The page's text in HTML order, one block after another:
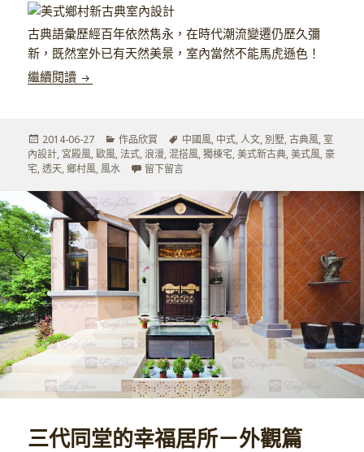
古典語彙歷經百年依然雋永，在時代潮流變遷仍歷久彌
新，既然室外已有天然美景，室內當然不能馬虎遜色！
繼續閱讀 三代同堂的幸福居所－上
發
佈
於
2014-06-27
分
類
作品欣賞
標
籤
中國風, 中式,人文, 別墅,古典風,室
內設計, 宮殿風,歐風, 法式,浪漫,混搭風,獨棟宅,美式新古典,美式風,豪
宅,透天,鄉村風, 風水 留下留言在 三代同堂的幸福居所－上
三代同堂的幸福居所－外觀篇